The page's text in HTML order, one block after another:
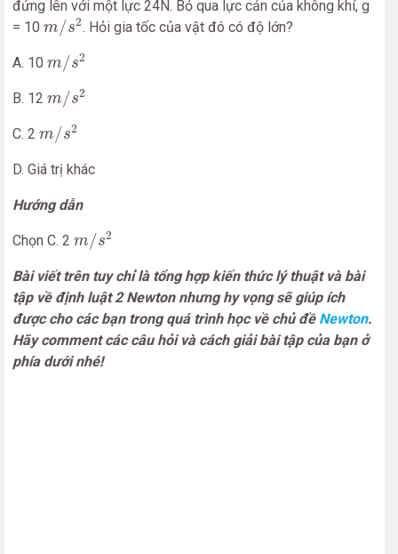
đứng lên với một lực 24N. Bỏ qua lực cản của không khí, g
= 10 m/s2
m/s 2. Hỏi gia tốc của vật đó có độ lớn?
A. 10 m/s2
/s 2
B. 12 m/s2
/s 2
C. 2 m/s2
/s 2
D. Giá trị khác
Hướng dẫn
Chọn C. 2 m/s2
/s 2
Bài viết trên tuy chỉ là tổng hợp kiến thức lý thuật và bài
tập về định luật 2 Newton nhưng hy vọng sẽ giúp ích
được cho các bạn trong quá trình học về chủ đề Newton.
Hãy comment các câu hỏi và cách giải bài tập của bạn ở
phía dưới nhé!